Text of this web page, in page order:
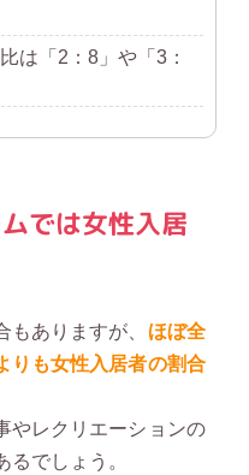
は「2：8」や「3：
では女性入居
ありますが、 ほぼ全
りも女性入居者の割合
やレクリエーションの
でしょう。